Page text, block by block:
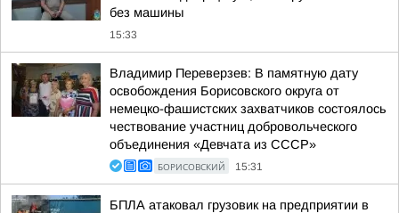
без машины
15:33
Владимир Переверзев: В памятную дату
освобождения Борисовского округа от
немецко-фашистских захватчиков состоялось
чествование участниц добровольческого
объединения «Девчата из СССР»
БОРИСОВСКИЙ 15:31
БПЛА атаковал грузовик на предприятии в